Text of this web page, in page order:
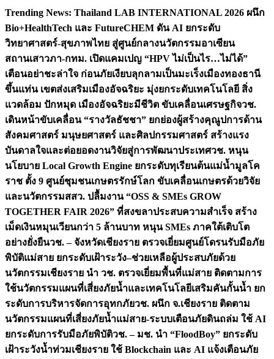
Skip
content
Trending News: Thailand LAB INTERNATIONAL 2026 ผนึก
Bio+HealthTech และ FutureCHEM ดัน AI ยกระดับ
วิทยาศาสตร์-สุขภาพไทย สู่ศูนย์กลางนวัตกรรมอาเซียน
สถานเสาวภา-กทม. เปิดแคมเปญ “HPV ไม่เป็นไร…ไม่ได้”
เตือนอย่าชะล่าใจ ก่อนภัยเงียบลุกลามเป็นมะเร็งเมืองทองธานี
ขึ้นแท่น เขตส่งเสริมเมืองอัจฉริยะ มุ่งยกระดับเทคโนโลยี สิ่ง
แวดล้อม ปักหมุด เมืองอัจฉริยะมีชีวิต ขับเคลื่อนเศรษฐกิจวช.
เดินหน้าขับเคลื่อน “รางวัลธัชชา” ยกย่องผู้สร้างคุณูปการด้าน
สังคมศาสตร์ มนุษยศาสตร์ และศิลปกรรมศาสตร์ สร้างแรง
บันดาลใจและต่อยอดงานวิจัยสู่การพัฒนาประเทศวช. หนุน
นโยบาย Local Growth Engine ยกระดับทุเรียนต้นแม่น้ำมูลโค
ราช ตั้ง 9 ศูนย์ชุมชนเกษตรรักษ์โลก ขับเคลื่อนเกษตรด้วยวิจัย
และนวัตกรรมสสว. ปลื้มงาน “OSS & SMEs GROW
TOGETHER FAIR 2026” ที่สงขลาประสบความสำเร็จ สร้าง
เม็ดเงินหมุนเวียนกว่า 5 ล้านบาท หนุน SMEs ภาคใต้เติบโต
อย่างยั่งยืนวช. – จังหวัดเชียงราย ตรวจเยี่ยมศูนย์โดรนรับมือภัย
พิบัติแม่สาย ยกระดับเฝ้าระวัง–ช่วยเหลือผู้ประสบภัยด้วย
นวัตกรรมเชียงราย นำ วช. ตรวจเยี่ยมพื้นที่แม่สาย ติดตามการ
ใช้นวัตกรรมแผนที่เสี่ยงภัยน้ำและเทคโนโลยีเสริมคันกั้นน้ำ ยก
ระดับการบริหารจัดการอุทกภัยวช. ผนึก จ.เชียงราย ติดตาม
นวัตกรรมแผนที่เสี่ยงภัยน้ำแม่สาย-ระบบเตือนภัยดินถล่ม ใช้ AI
ยกระดับการรับมือภัยพิบัติวช. – มช. นำ “FloodBoy” ยกระดับ
เฝ้าระวังน้ำท่วมเชียงราย ใช้ Blockchain และ AI แจ้งเตือนภัย